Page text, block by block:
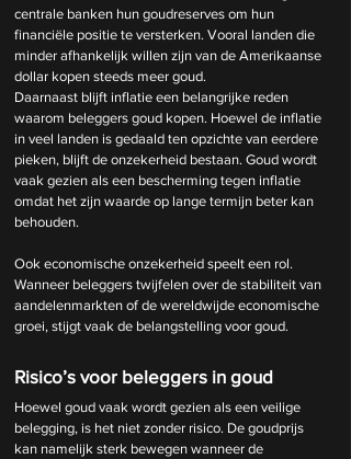
centrale banken hun goudreserves om hun
financiële positie te versterken. Vooral landen die
minder afhankelijk willen zijn van de Amerikaanse
dollar kopen steeds meer goud.
Daarnaast blijft inflatie een belangrijke reden
waarom beleggers goud kopen. Hoewel de inflatie
in veel landen is gedaald ten opzichte van eerdere
pieken, blijft de onzekerheid bestaan. Goud wordt
vaak gezien als een bescherming tegen inflatie
omdat het zijn waarde op lange termijn beter kan
behouden.
Ook economische onzekerheid speelt een rol.
Wanneer beleggers twijfelen over de stabiliteit van
aandelenmarkten of de wereldwijde economische
groei, stijgt vaak de belangstelling voor goud.
Risico’s voor beleggers in goud
Hoewel goud vaak wordt gezien als een veilige
belegging, is het niet zonder risico. De goudprijs
kan namelijk sterk bewegen wanneer de